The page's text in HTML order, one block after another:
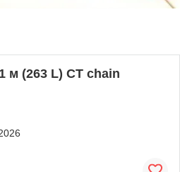
м (263 L) CT chain